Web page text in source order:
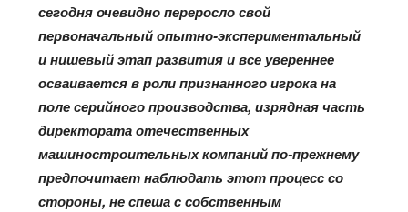
сегодня очевидно переросло свой
первоначальный опытно-экспериментальный
и нишевый этап развития и все увереннее
осваивается в роли признанного игрока на
поле серийного производства, изрядная часть
директората отечественных
машиностроительных компаний по-прежнему
предпочитает наблюдать этот процесс со
стороны, не спеша с собственным